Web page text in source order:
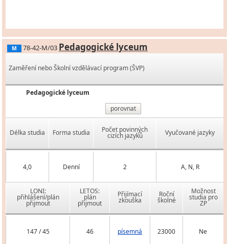
M 78-42-M/03 Pedagogické lyceum
Zaměření nebo Školní vzdělávací program (ŠVP)
Pedagogické lyceum
porovnat
Délka studia Forma studia Počet povinných
cizích jazyků Vyučované jazyky
4,0 Denní 2 A, N, R
LONI:
přihlášení/plán
přijmout
LETOS:
plán
přijmout
Přijímací
zkouška
Roční
školné
Možnost
studia pro
ZP
147 / 45 46 písemná 23000 Ne